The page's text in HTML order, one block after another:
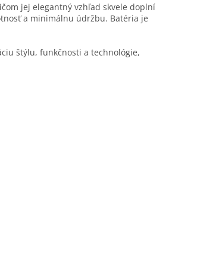
jej elegantný vzhľad skvele doplní
a minimálnu údržbu. Batéria je
štýlu, funkčnosti a technológie,